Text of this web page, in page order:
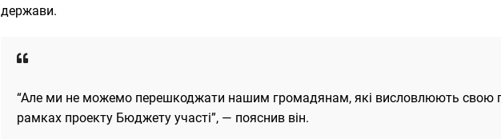
держави.
“Але ми не можемо перешкоджати нашим громадянам, які висловлюють свою
рамках проекту Бюджету участі”, — пояснив він.